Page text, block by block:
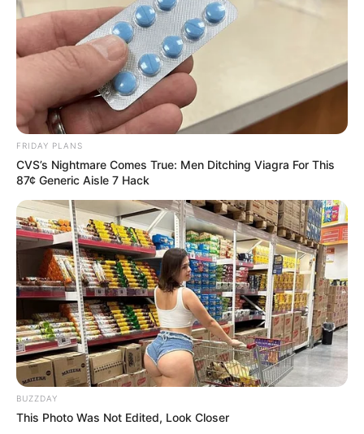
เนื้อหาที่ได้รับการโปรโมต
CVS Hides This $1 Generic Viagra - Here's The Aisle
It's Really In.
FRIDAY PLANS
FRIDAY PLANS
CVS’s Nightmare Comes True: Men Ditching Viagra For This
87¢ Generic Aisle 7 Hack
BUZZDAY
This Photo Was Not Edited, Look Closer